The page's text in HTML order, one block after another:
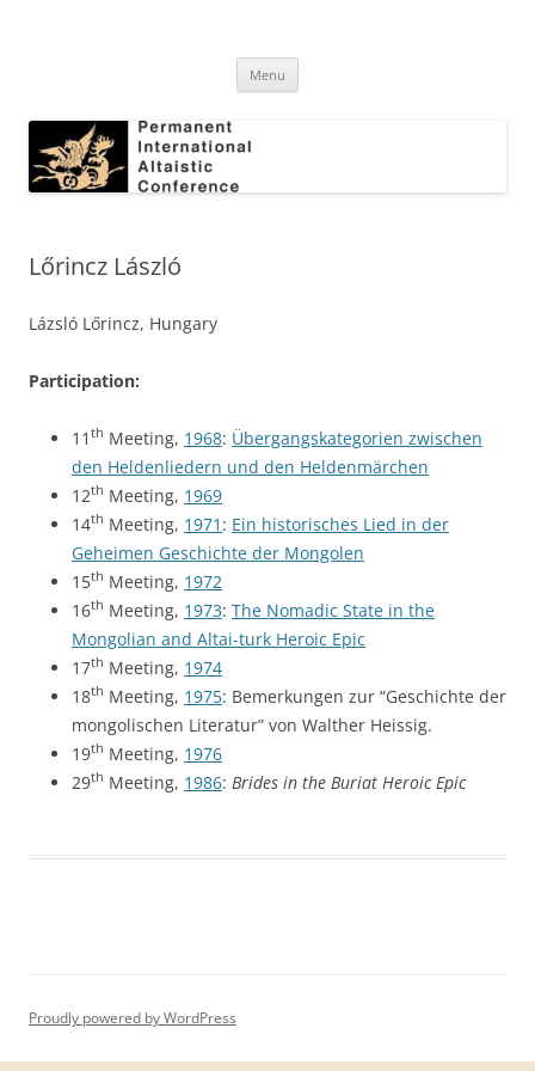
Conference
Menu
Lőrincz László
Lázsló Lőrincz, Hungary
Participation:
11 th Meeting, 1968: Übergangskategorien zwischen
den Heldenliedern und den Heldenmärchen
12th Meeting, 1969
14th Meeting, 1971 : Ein historisches Lied in der
Geheimen Geschichte der Mongolen
15th Meeting, 1972
16th Meeting, 1973: The Nomadic State in the
Mongolian and Altai-turk Heroic Epic
17th Meeting, 1974
18th Meeting, 1975: Bemerkungen zur “Geschichte der
mongolischen Literatur” von Walther Heissig.
19th Meeting, 1976
29th Meeting, 1986: Brides in the Buriat Heroic Epic
Proudly powered by WordPress